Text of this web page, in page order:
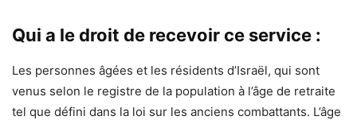
Qui a le droit de recevoir ce service :
Les personnes âgées et les résidents d’Israël, qui sont
venus selon le registre de la population à l’âge de retraite
tel que défini dans la loi sur les anciens combattants. L’âge